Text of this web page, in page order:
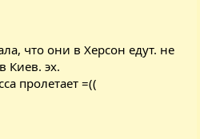
что они в Херсон едут. не
Киев. эх.
пролетает =((